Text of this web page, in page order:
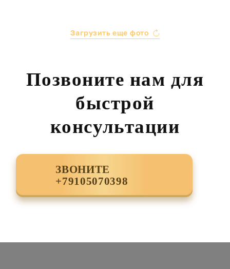
Загрузить еще фото
Позвоните нам для
быстрой
консультации
ЗВОНИТЕ
+79105070398